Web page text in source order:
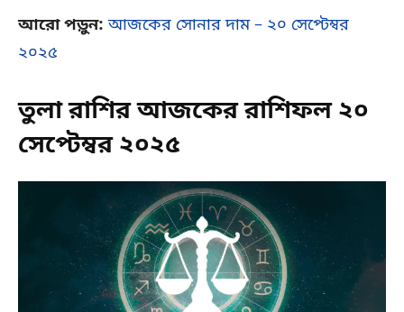
আরো পড়ুন: আজকের সোনার দাম – ২০ সেপ্টেম্বর
২০২৫
তুলা রাশির আজকের রাশিফল ২০
সেপ্টেম্বর ২০২৫